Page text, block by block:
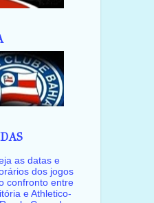
as datas e
dos jogos
confronto entre
e Athletico-